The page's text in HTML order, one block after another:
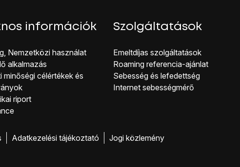
információk
Nemzetközi használat
alkalmazás
minőségi célérté kek és
riport
Szolgáltatások
Emeltdíjas szolgáltatások
Roaming referencia-ajánlat
Sebesség és lefedettség
Internet sebességmérő
Adatkezelési tájékoztató Jogi közlemény